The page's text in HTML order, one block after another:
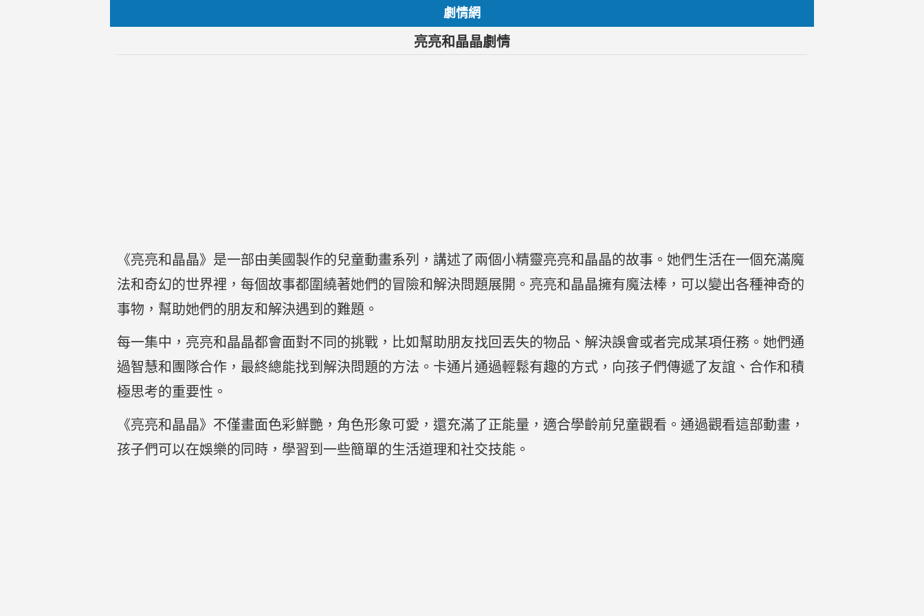
劇情網
亮亮和晶晶劇情
《亮亮和晶晶》是一部由美國製作的兒童動畫系列，講述了兩個小精靈亮亮和晶晶的故事。她們生活在一個充滿魔
法和奇幻的世界裡，每個故事都圍繞著她們的冒險和解決問題展開。亮亮和晶晶擁有魔法棒，可以變出各種神奇的
事物，幫助她們的朋友和解決遇到的難題。
每一集中，亮亮和晶晶都會面對不同的挑戰，比如幫助朋友找回丟失的物品、解決誤會或者完成某項任務。她們通
過智慧和團隊合作，最終總能找到解決問題的方法。卡通片通過輕鬆有趣的方式，向孩子們傳遞了友誼、合作和積
極思考的重要性。
《亮亮和晶晶》不僅畫面色彩鮮艷，角色形象可愛，還充滿了正能量，適合學齡前兒童觀看。通過觀看這部動畫，
孩子們可以在娛樂的同時，學習到一些簡單的生活道理和社交技能。